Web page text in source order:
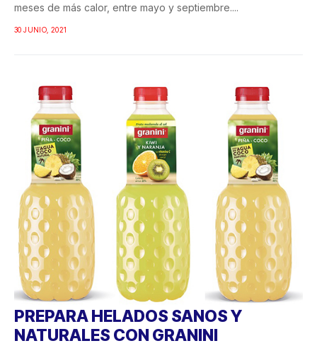
meses de más calor, entre mayo y septiembre....
30 JUNIO, 2021
PREPARA HELADOS SANOS Y
NATURALES CON GRANINI